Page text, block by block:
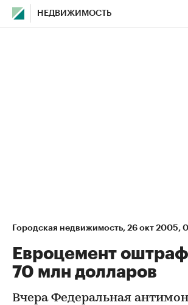
НЕДВИЖИМОСТЬ
Городская недвижимость⁠, 26 окт 2005,
Евроцемент
70 млн долларов
Вчера Федеральная